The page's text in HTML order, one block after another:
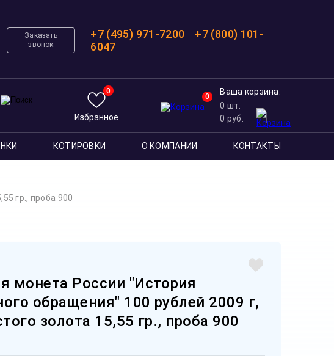
Заказать
звонок
+7 (495) 971-7200
+7 (800) 101-
6047
0
Избранное
0
Ваша корзина:
0 шт.
0 руб.
КОТИРОВКИ О КОМПАНИИ КОНТАКТЫ
гр., проба 900
монета России "История
обращения" 100 рублей 2009 г,
золота 15,55 гр., проба 900